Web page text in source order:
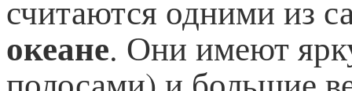
считаются одними из
океане. Они имеют